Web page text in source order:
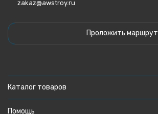
zakaz@awstroy.ru
Проложить маршрут
Каталог товаров
Помощь